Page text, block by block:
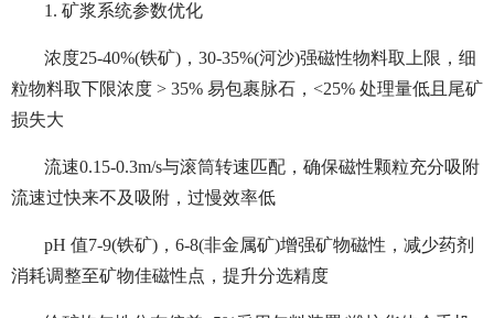
1. 矿浆系统参数优化
浓度25-40%(铁矿)，30-35%(河沙)强磁性物料取上限，细
粒物料取下限浓度 > 35% 易包裹脉石，<25% 处理量低且尾矿
损失大
流速0.15-0.3m/s与滚筒转速匹配，确保磁性颗粒充分吸附
流速过快来不及吸附，过慢效率低
pH 值7-9(铁矿)，6-8(非金属矿)增强矿物磁性，减少药剂
消耗调整至矿物佳磁性点，提升分选精度